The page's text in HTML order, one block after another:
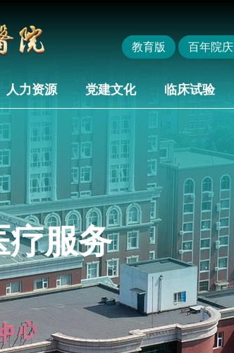
教育版 百年院庆
人力资源 党建文化 临床试验
疗服务